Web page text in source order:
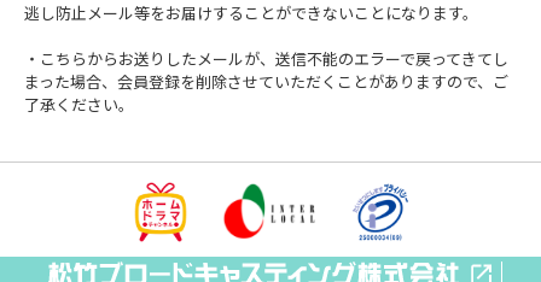
逃し防止メール等をお届けすることができないことになります。
・こちらからお送りしたメールが、送信不能のエラーで戻ってきてし
まった場合、会員登録を削除させていただくことがありますので、ご
了承ください。